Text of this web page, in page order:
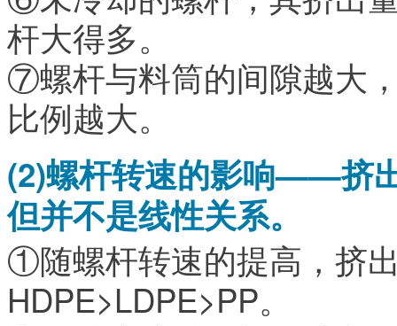
杆大得多。
⑦螺杆与料筒的间隙越大
比例越大。
(2)螺杆转速的影响——挤
但并不是线性关系。
①随螺杆转速的提高，挤
HDPE>LDPE>PP。